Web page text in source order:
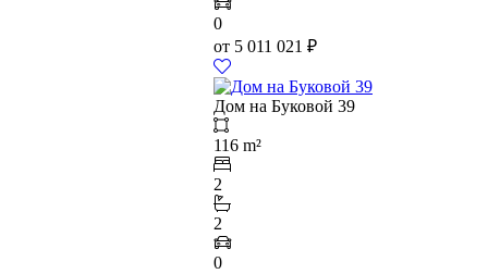
0
от 5 011 021 ₽
Дом на Буковой 39
116 m²
2
2
0